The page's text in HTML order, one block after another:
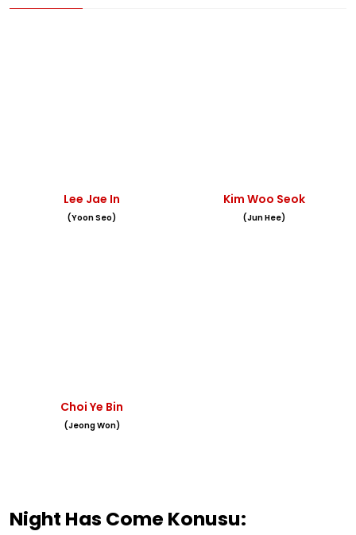
Lee Jae In
(Yoon Seo)
Kim Woo Seok
(Jun Hee)
Choi Ye Bin
(Jeong Won)
Night Has Come Konusu: